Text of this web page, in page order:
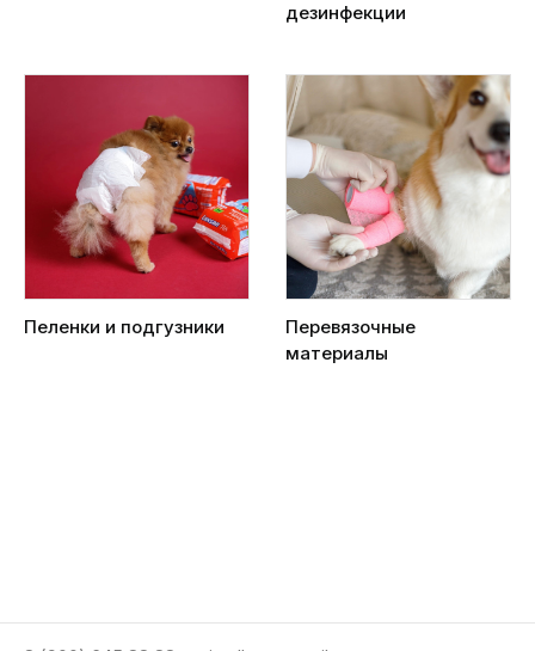
дезинфекции
Пеленки и подгузники
Перевязочные
материалы